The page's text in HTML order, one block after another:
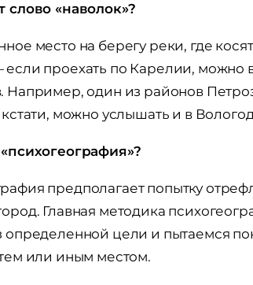
слово «наволок»?
место на берегу реки, где
проехать по Карелии, можно
Например, один из районов
можно услышать и в
предполагает попытку
Главная методика
определенной цели и пытаемся
или иным местом.